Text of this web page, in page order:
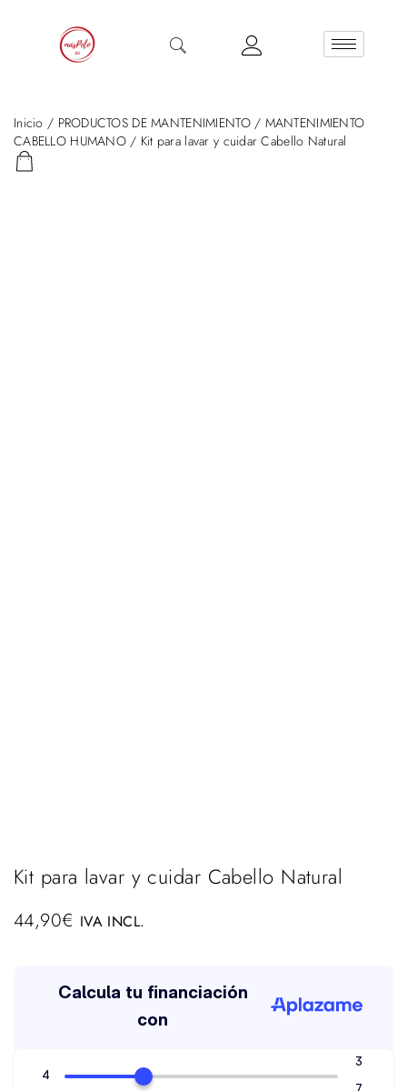
Inicio / PRODUCTOS DE MANTENIMIENTO/ MANTENIMIENTO
CABELLO HUMANO/ Kit para lavar y cuidar Cabello Natural
Kit para lavar y cuidar Cabello Natural
44,90€ IVA INCL.